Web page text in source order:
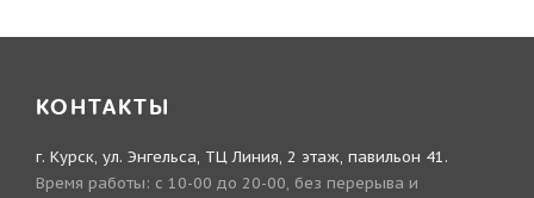
КОНТАКТЫ
г. Курск, ул. Энгельса, ТЦ Линия, 2 этаж, павильон 41.
Время работы: с 10-00 до 20-00, без перерыва и